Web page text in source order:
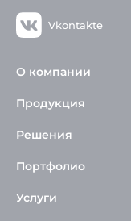
Vkontakte
О компании
Продукция
Решения
Портфолио
Услуги